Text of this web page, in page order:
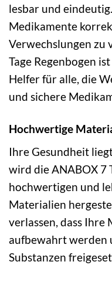
lesbar und
Medikamente
Verwechslungen zu
Tage Regenbogen
Helfer für alle, die
und sichere
Hochwertige
Ihre Gesundheit
wird die ANABOX 7
hochwertigen und
Materialien
verlassen, dass Ihre
aufbewahrt werden
Substanzen